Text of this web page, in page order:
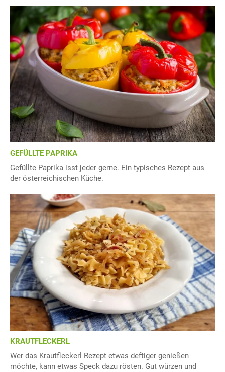
GEFÜLLTE PAPRIKA
Gefüllte Paprika isst jeder gerne. Ein typisches Rezept aus
der österreichischen Küche.
KRAUTFLECKERL
Wer das Krautfleckerl Rezept etwas deftiger genießen
möchte, kann etwas Speck dazu rösten. Gut würzen und